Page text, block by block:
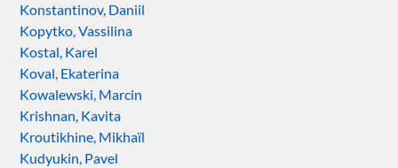
Konstantinov, Daniil
Kopytko, Vassilina
Kostal, Karel
Koval, Ekaterina
Kowalewski, Marcin
Krishnan, Kavita
Kroutikhine, Mikhaïl
Kudyukin, Pavel